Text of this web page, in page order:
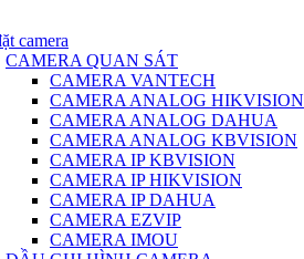
camera
CAMERA QUAN SÁT
CAMERA VANTECH
CAMERA ANALOG HIKVISION
CAMERA ANALOG DAHUA
CAMERA ANALOG KBVISION
CAMERA IP KBVISION
CAMERA IP HIKVISION
CAMERA IP DAHUA
CAMERA EZVIP
CAMERA IMOU